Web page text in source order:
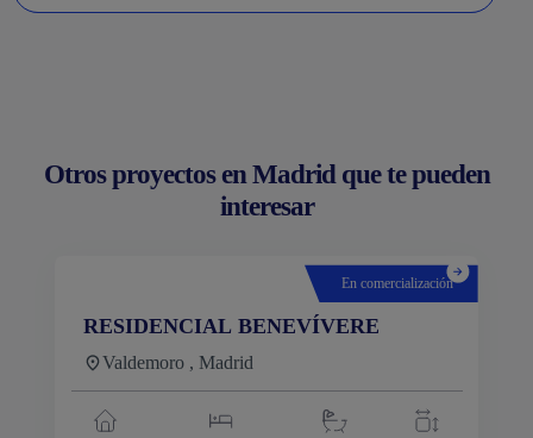
Otros proyectos en Madrid que te pueden
interesar
En comercialización
RESIDENCIAL BENEVÍVERE
Valdemoro , Madrid